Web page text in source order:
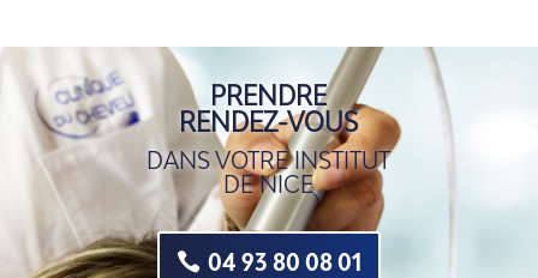
PRENDRE
RENDEZ-VOUS
DANS VOTRE INSTITUT
DE NICE
04 93 80 08 01